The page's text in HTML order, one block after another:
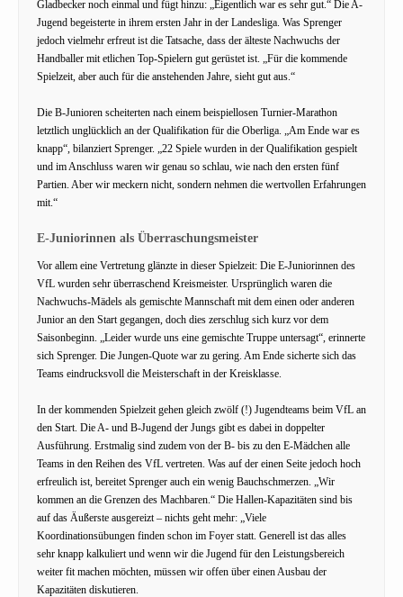
Gladbecker noch einmal und fügt hinzu: „Eigentlich war es sehr gut.“ Die A-
Jugend begeisterte in ihrem ersten Jahr in der Landesliga. Was Sprenger
jedoch vielmehr erfreut ist die Tatsache, dass der älteste Nachwuchs der
Handballer mit etlichen Top-Spielern gut gerüstet ist. „Für die kommende
Spielzeit, aber auch für die anstehenden Jahre, sieht gut aus.“
Die B-Junioren scheiterten nach einem beispiellosen Turnier-Marathon
letztlich unglücklich an der Qualifikation für die Oberliga. „Am Ende war es
knapp“, bilanziert Sprenger. „22 Spiele wurden in der Qualifikation gespielt
und im Anschluss waren wir genau so schlau, wie nach den ersten fünf
Partien. Aber wir meckern nicht, sondern nehmen die wertvollen Erfahrungen
mit.“
E-Juniorinnen als Überraschungsmeister
Vor allem eine Vertretung glänzte in dieser Spielzeit: Die E-Juniorinnen des
VfL wurden sehr überraschend Kreismeister. Ursprünglich waren die
Nachwuchs-Mädels als gemischte Mannschaft mit dem einen oder anderen
Junior an den Start gegangen, doch dies zerschlug sich kurz vor dem
Saisonbeginn. „Leider wurde uns eine gemischte Truppe untersagt“, erinnerte
sich Sprenger. Die Jungen-Quote war zu gering. Am Ende sicherte sich das
Teams eindrucksvoll die Meisterschaft in der Kreisklasse.
In der kommenden Spielzeit gehen gleich zwölf (!) Jugendteams beim VfL an
den Start. Die A- und B-Jugend der Jungs gibt es dabei in doppelter
Ausführung. Erstmalig sind zudem von der B- bis zu den E-Mädchen alle
Teams in den Reihen des VfL vertreten. Was auf der einen Seite jedoch hoch
erfreulich ist, bereitet Sprenger auch ein wenig Bauchschmerzen. „Wir
kommen an die Grenzen des Machbaren.“ Die Hallen-Kapazitäten sind bis
auf das Äußerste ausgereizt – nichts geht mehr: „Viele
Koordinationsübungen finden schon im Foyer statt. Generell ist das alles
sehr knapp kalkuliert und wenn wir die Jugend für den Leistungsbereich
weiter fit machen möchten, müssen wir offen über einen Ausbau der
Kapazitäten diskutieren.